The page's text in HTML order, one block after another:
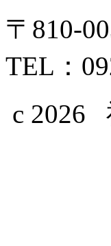
〒810-
TEL：
c 2026